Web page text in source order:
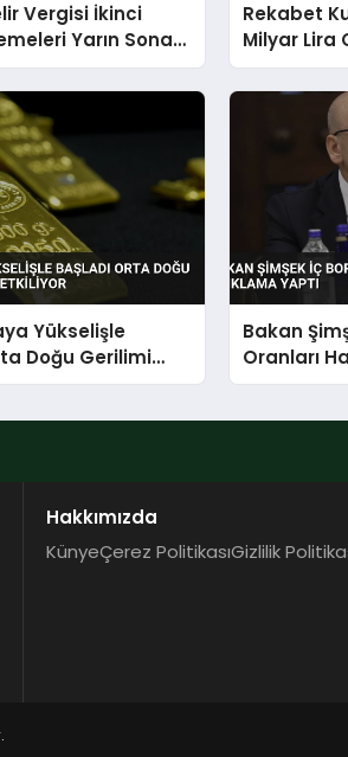
Vergisi İkinci
Yarın Sona
Rekabet
Milyar Lira
Yükselişle
Doğu Gerilimi
Bakan
Oranları
Yaptı
Hakkımızda
KünyeÇerez PolitikasıGizlilik